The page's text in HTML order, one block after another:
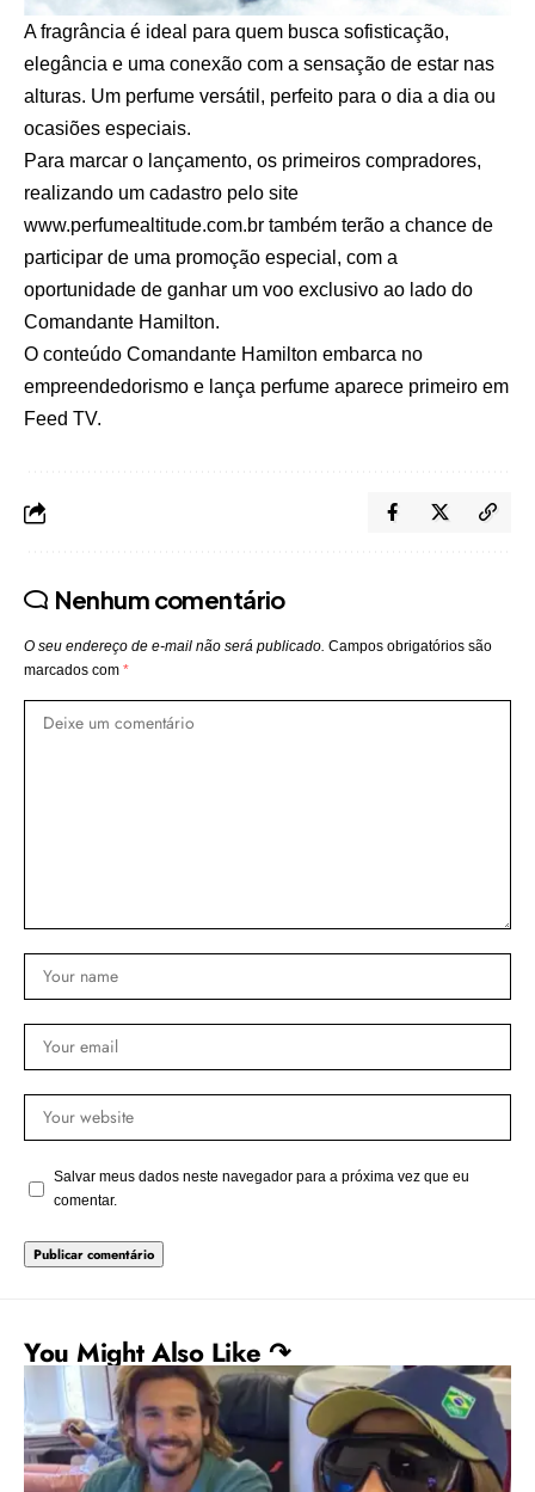
A fragrância é ideal para quem busca sofisticação,
elegância e uma conexão com a sensação de estar nas
alturas. Um perfume versátil, perfeito para o dia a dia ou
ocasiões especiais.
Para marcar o lançamento, os primeiros compradores,
realizando um cadastro pelo site
www.perfumealtitude.com.br também terão a chance de
participar de uma promoção especial, com a
oportunidade de ganhar um voo exclusivo ao lado do
Comandante Hamilton.
O conteúdo Comandante Hamilton embarca no
empreendedorismo e lança perfume aparece primeiro em
Feed TV.
Nenhum comentário
O seu endereço de e-mail não será publicado. Campos obrigatórios são
marcados com *
Salvar meus dados neste navegador para a próxima vez que eu
comentar.
You Might Also Like ↷